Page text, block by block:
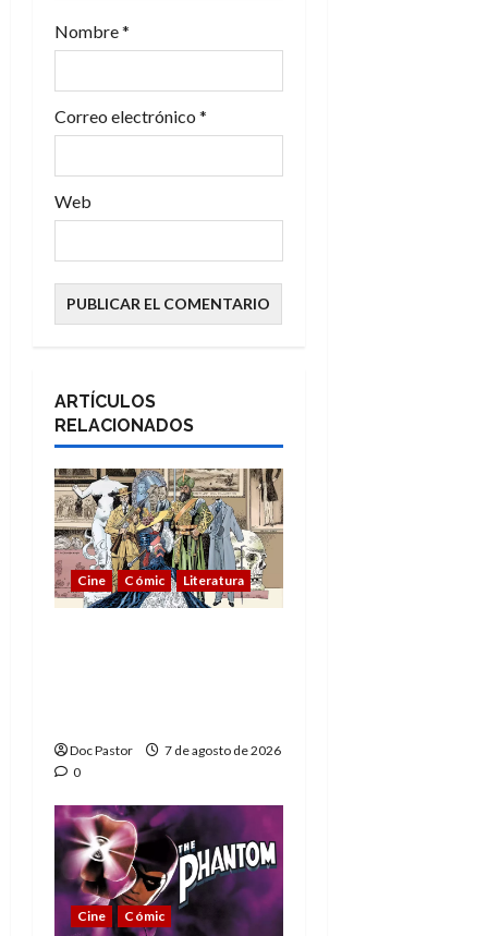
d
s
Nombre*
Correo electrónico *
Web
ARTÍCULOS
RELACIONADOS
Cine Cómic Literatura
Doc Pastor
7 de agosto de 2026
0
Cine Cómic